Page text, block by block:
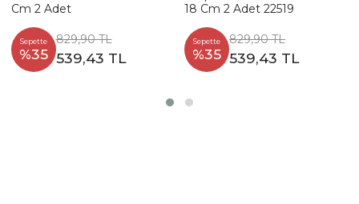
Cm 2 Adet
Sepette
%35
829,90 TL
539,43 TL
18 Cm 2 Adet 22519
Sepette
%35
829,90 TL
539,43 TL